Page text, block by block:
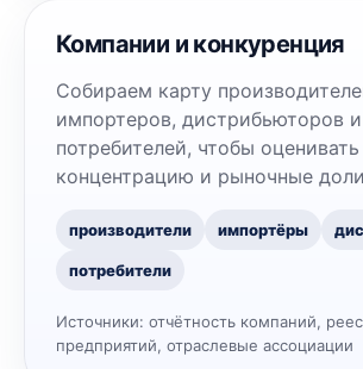
Компании и конкуренция
Собираем карту
импортеров, дистрибьюторов
потребителей, чтобы оценивать
концентрацию и рыночные
производители импортёры
потребители
Источники: отчётность компаний,
предприятий, отраслевые ассоциации